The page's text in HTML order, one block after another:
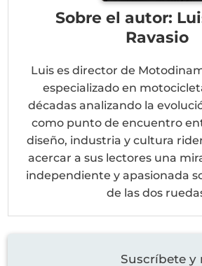
Sobre el autor:
Ravasio
Luis es director de
especializado en
décadas analizando la
como punto de encuentro
diseño, industria y cultura
acercar a sus lectores una
independiente y apasionada
de las dos
Suscríbete y